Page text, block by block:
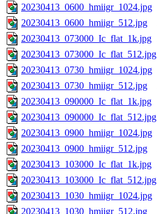
20230413_0600_hmiigr_1024.jpg
20230413_0600_hmiigr_512.jpg
20230413_073000_Ic_flat_1k.jpg
20230413_073000_Ic_flat_512.jpg
20230413_0730_hmiigr_1024.jpg
20230413_0730_hmiigr_512.jpg
20230413_090000_Ic_flat_1k.jpg
20230413_090000_Ic_flat_512.jpg
20230413_0900_hmiigr_1024.jpg
20230413_0900_hmiigr_512.jpg
20230413_103000_Ic_flat_1k.jpg
20230413_103000_Ic_flat_512.jpg
20230413_1030_hmiigr_1024.jpg
20230413_1030_hmiigr_512.jpg